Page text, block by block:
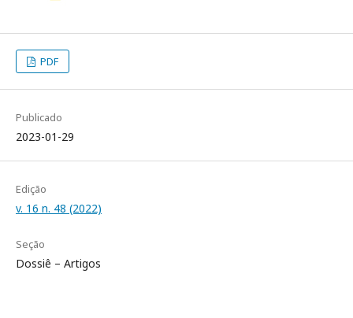
PDF
Publicado
2023-01-29
Edição
v. 16 n. 48 (2022)
Seção
Dossiê – Artigos